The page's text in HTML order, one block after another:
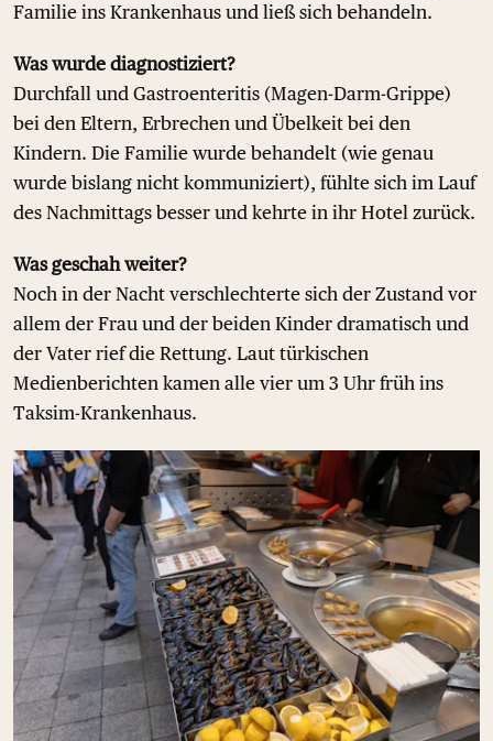
Familie ins Krankenhaus und ließ sich behandeln.
Was wurde diagnostiziert?
Durchfall und Gastroenteritis (Magen-Darm-Grippe)
bei den Eltern, Erbrechen und Übelkeit bei den
Kindern. Die Familie wurde behandelt (wie genau
wurde bislang nicht kommuniziert), fühlte sich im Lauf
des Nachmittags besser und kehrte in ihr Hotel zurück.
Was geschah weiter?
Noch in der Nacht verschlechterte sich der Zustand vor
allem der Frau und der beiden Kinder dramatisch und
der Vater rief die Rettung. Laut türkischen
Medienberichten kamen alle vier um 3 Uhr früh ins
Taksim-Krankenhaus.